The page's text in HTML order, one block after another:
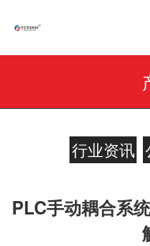
行业资讯
PLC手动耦合系